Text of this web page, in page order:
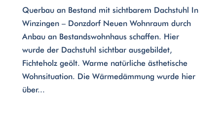
Querbau an Bestand mit sichtbarem Dachstuhl In
Winzingen – Donzdorf Neuen Wohnraum durch
Anbau an Bestandswohnhaus schaffen. Hier
wurde der Dachstuhl sichtbar ausgebildet,
Fichteholz geölt. Warme natürliche ästhetische
Wohnsituation. Die Wärmedämmung wurde hier
über...